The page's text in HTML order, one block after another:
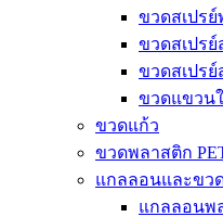
ขวดสเปรย์
ขวดสเปรย์
ขวดสเปรย์
ขวดแขวน
ขวดแก้ว
ขวดพลาสติก
แกลลอนและขว
แกลลอนพ